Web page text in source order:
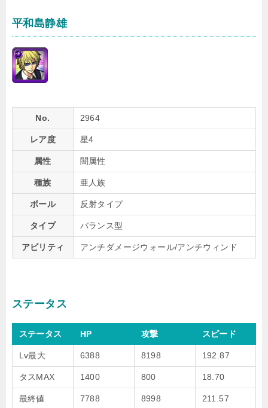
平和島静雄
No. 2964
レア度 星4
属性 闇属性
種族 亜人族
ボール 反射タイプ
タイプ バランス型
アビリティ アンチダメージウォール/アンチウィンド
ステータス
ステータス HP 攻撃 スピード
Lv最大 6388 8198 192.87
タスMAX 1400 800 18.70
最終値 7788 8998 211.57